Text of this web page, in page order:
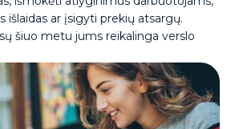
ar įsigyti prekių atsargų.
šiuo metu jums reikalinga verslo